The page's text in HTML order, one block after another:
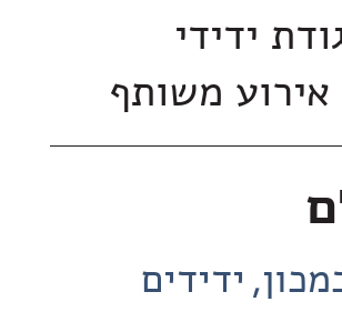
ידידי
משותף
ידידים